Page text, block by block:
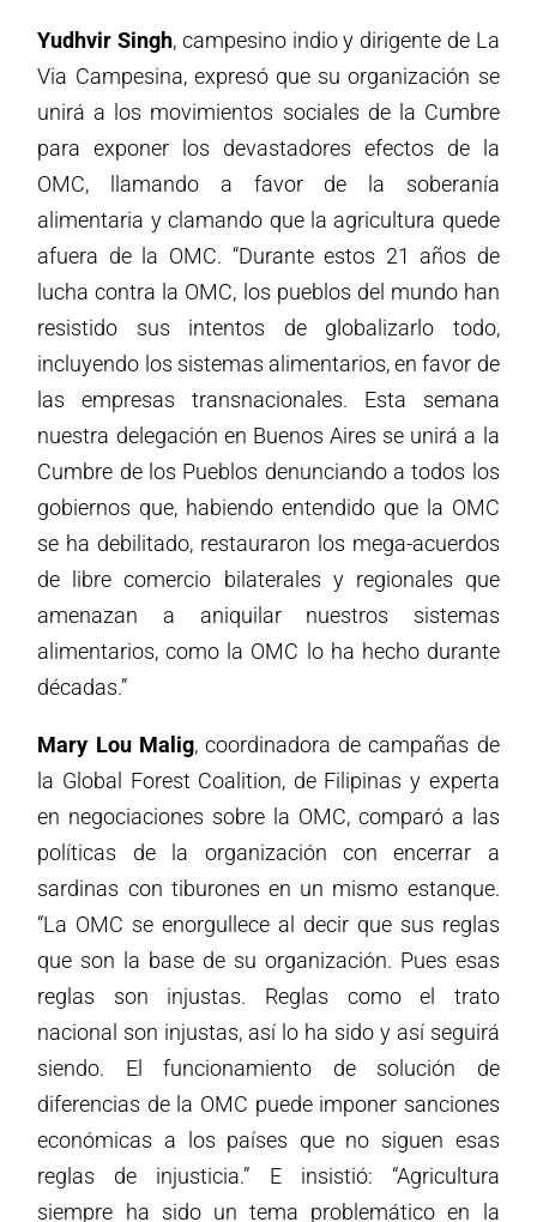
Yudhvir Singh, campesino indio y dirigente de La
Via Campesina, expresó que su organización se
unirá a los movimientos sociales de la Cumbre
para exponer los devastadores efectos de la
OMC, llamando a favor de la soberanía
alimentaria y clamando que la agricultura quede
afuera de la OMC. “Durante estos 21 años de
lucha contra la OMC, los pueblos del mundo han
resistido sus intentos de globalizarlo todo,
incluyendo los sistemas alimentarios, en favor de
las empresas transnacionales. Esta semana
nuestra delegación en Buenos Aires se unirá a la
Cumbre de los Pueblos denunciando a todos los
gobiernos que, habiendo entendido que la OMC
se ha debilitado, restauraron los mega-acuerdos
de libre comercio bilaterales y regionales que
amenazan a aniquilar nuestros sistemas
alimentarios, como la OMC lo ha hecho durante
décadas.”
Mary Lou Malig, coordinadora de campañas de
la Global Forest Coalition, de Filipinas y experta
en negociaciones sobre la OMC, comparó a las
políticas de la organización con encerrar a
sardinas con tiburones en un mismo estanque.
“La OMC se enorgullece al decir que sus reglas
que son la base de su organización. Pues esas
reglas son injustas. Reglas como el trato
nacional son injustas, así lo ha sido y así seguirá
siendo. El funcionamiento de solución de
diferencias de la OMC puede imponer sanciones
económicas a los países que no siguen esas
reglas de injusticia.” E insistió: “Agricultura
siempre ha sido un tema problemático en la